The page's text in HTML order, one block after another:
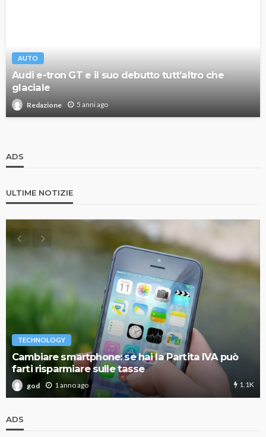
AUTO
Audi e-tron GT e il suo debutto tutt’altro che
glaciale
Redazione 5 anni ago
ADS
ULTIME NOTIZIE
TECHNOLOGY
Cambiare smartphone: se hai la Partita IVA può
farti risparmiare sulle tasse
god 1 anno ago 1.1K
ADS